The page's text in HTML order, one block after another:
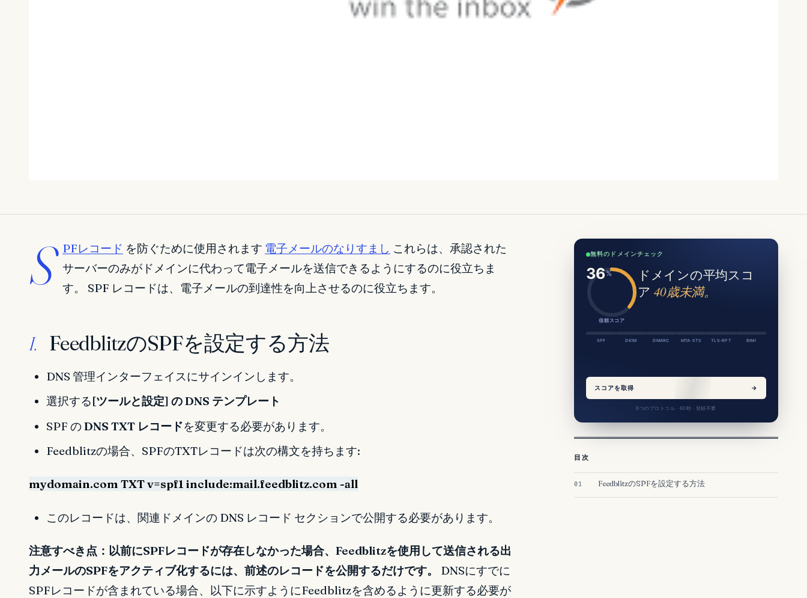
S PFレコード を防ぐために使用されます 電子メールのなりすまし これらは、承認された
サーバーのみがドメインに代わって電子メールを送信できるようにするのに役立ちま
す。 SPF レコードは、電子メールの到達性を向上させるのに役立ちます。
I. FeedblitzのSPFを設定する方法
DNS 管理インターフェイスにサインインします。
選択する[ツールと設定] の DNS テンプレート
SPF のDNS TXT レコードを変更する必要があります。
Feedblitzの場合、SPFのTXTレコードは次の構文を持ちます:
mydomain.com TXT v=spf1 include:mail.feedblitz.com -all
このレコードは、関連ドメインの DNS レコード セクションで公開する必要があります。
注意すべき点：以前にSPFレコードが存在しなかった場合、Feedblitzを使用して送信される出
力メールのSPFをアクティブ化するには、前述のレコードを公開するだけです。
DNSにすでに
SPFレコードが含まれている場合、以下に示すようにFeedblitzを含めるように更新する必要が
無料のドメインチェック
信頼スコア
ドメインの平均スコ
ア 40歳未満。
SPF DKIM DMARC MTA-STS TLS-RPT BIMI
スコアを取得 →
6つのプロトコル · 60秒 · 登録不要
目次
FeedblitzのSPFを設定する方法